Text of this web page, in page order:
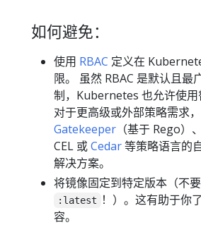
如何避免：
使用 RBAC 定义在
限。 虽然 RBAC 是默认且最
制，Kubernetes 也允许使用
对于更高级或外部策略需求
Gatekeeper （基于 Rego）、
CEL 或Cedar等策略语言的
解决方案。
将镜像固定到特定版本（不
:latest
！）。这有助于你
容。